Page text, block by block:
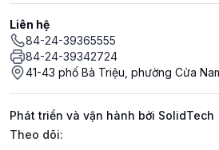
Liên hệ
84-24-39365555
84-24-39342724
41-43 phố Bà Triệu, phường Cửa
Phát triển và vận hành bởi SolidTech
Mạng xã hội
Theo dõi: